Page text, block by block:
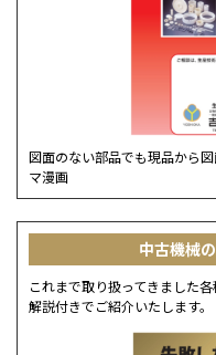
図面のない部品でも現品から
マ漫画
中古機械
これまで取り扱ってきました
解説付きでご紹介いたします。